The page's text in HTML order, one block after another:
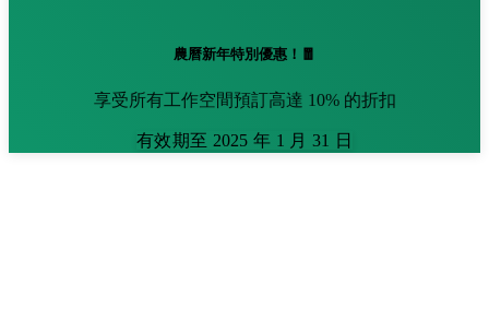
農曆新年特別優惠！🧧
享受所有工作空間預訂高達 10% 的折扣
有效期至 2025 年 1 月 31 日